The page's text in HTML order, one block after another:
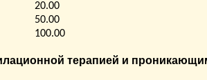
20.00
50.00
100.00
терапией и